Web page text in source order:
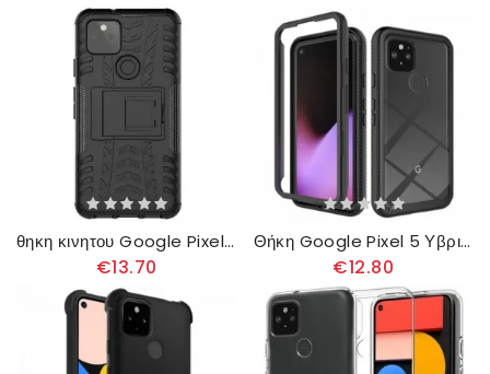
θηκη κινητου Google Pixel 5 Premium Resistant
€13.70
Θήκη Google Pixel 5 Υβριδικές Λοξότμητες Άκρες
€12.80